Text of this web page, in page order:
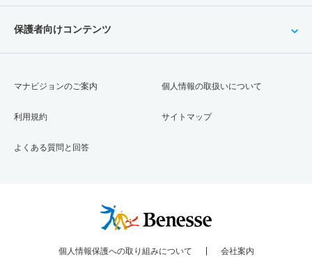
保護者向けコンテンツ
マナビジョンのご案内
利用規約
よくある質問と回答
個人情報の取扱いについて
サイトマップ
個人情報保護への取り組みについて 会社案内